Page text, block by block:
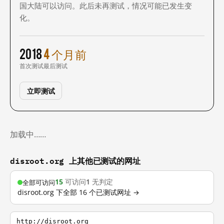
国大陆可以访问。此后未再测试，情况可能已发生变
化。
2018
首次测试
4 个月前
最后测试
立即测试
加载中……
disroot.org 上其他已测试的网址
全部可访问15 可访问1 无判定
disroot.org 下全部 16 个已测试网址 →
http://disroot.org